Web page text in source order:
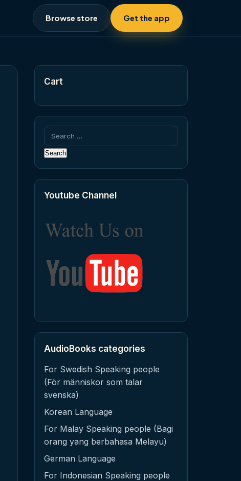
Browse store Get the app
Cart
Search
for:
Youtube Channel
AudioBooks categories
For Swedish Speaking people
(För människor som talar
svenska)
Korean Language
For Malay Speaking people (Bagi
orang yang berbahasa Melayu)
German Language
For Indonesian Speaking people